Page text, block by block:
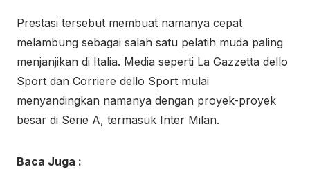
Prestasi tersebut membuat namanya cepat
melambung sebagai salah satu pelatih muda paling
menjanjikan di Italia. Media seperti La Gazzetta dello
Sport dan Corriere dello Sport mulai
menyandingkan namanya dengan proyek-proyek
besar di Serie A, termasuk Inter Milan.
Baca Juga :